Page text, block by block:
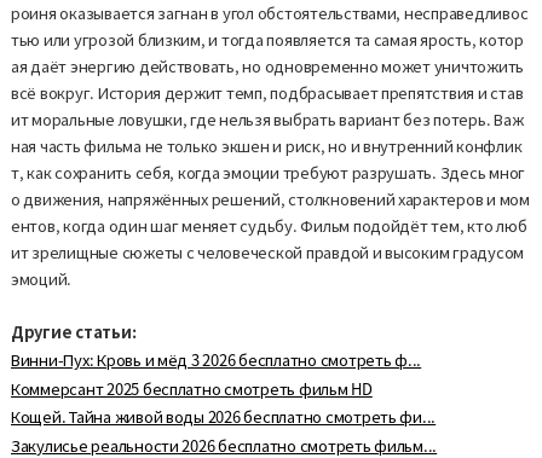
роиня оказывается загнан в угол обстоятельствами, несправедливос
тью или угрозой близким, и тогда появляется та самая ярость, котор
ая даёт энергию действовать, но одновременно может уничтожить
всё вокруг. История держит темп, подбрасывает препятствия и став
ит моральные ловушки, где нельзя выбрать вариант без потерь. Важ
ная часть фильма не только экшен и риск, но и внутренний конфлик
т, как сохранить себя, когда эмоции требуют разрушать. Здесь мног
о движения, напряжённых решений, столкновений характеров и мом
ентов, когда один шаг меняет судьбу. Фильм подойдёт тем, кто люб
ит зрелищные сюжеты с человеческой правдой и высоким градусом
эмоций.
Другие статьи:
Винни-Пух: Кровь и мёд 3 2026 бесплатно смотреть ф...
Коммерсант 2025 бесплатно смотреть фильм HD
Кощей. Тайна живой воды 2026 бесплатно смотреть фи...
Закулисье реальности 2026 бесплатно смотреть фильм...